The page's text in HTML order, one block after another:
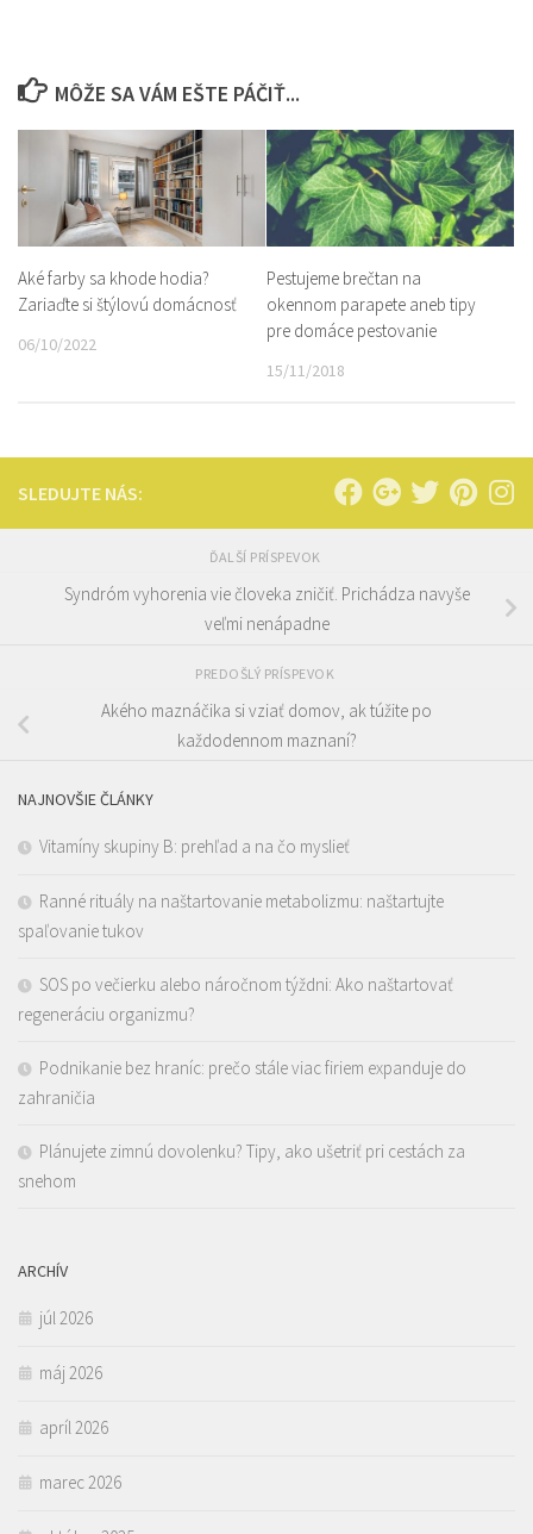
MÔŽE SA VÁM EŠTE PÁČIŤ...
Aké farby sa khode hodia?
Zariaďte si štýlovú domácnosť
06/10/2022
Pestujeme brečtan na
okennom parapete aneb tipy
pre domáce pestovanie
15/11/2018
SLEDUJTE NÁS:
ĎALŠÍ PRÍSPEVOK
Syndróm vyhorenia vie človeka zničiť. Prichádza navyše
veľmi nenápadne
PREDOŠLÝ PRÍSPEVOK
Akého maznáčika si vziať domov, ak túžite po
každodennom maznaní?
NAJNOVŠIE ČLÁNKY
Vitamíny skupiny B: prehľad a na čo myslieť
Ranné rituály na naštartovanie metabolizmu: naštartujte
spaľovanie tukov
SOS po večierku alebo náročnom týždni: Ako naštartovať
regeneráciu organizmu?
Podnikanie bez hraníc: prečo stále viac firiem expanduje do
zahraničia
Plánujete zimnú dovolenku? Tipy, ako ušetriť pri cestách za
snehom
ARCHÍV
júl 2026
máj 2026
apríl 2026
marec 2026